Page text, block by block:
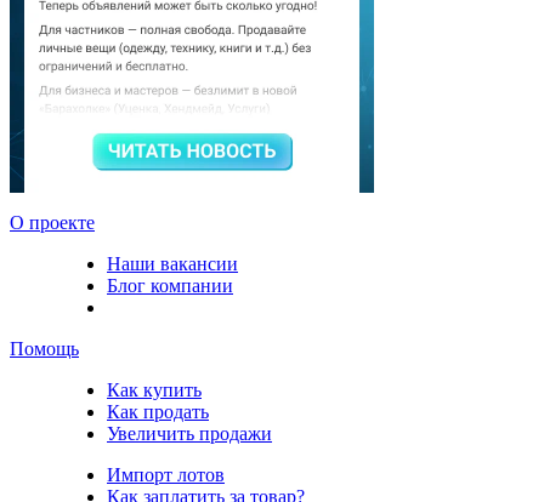
О проекте
Наши вакансии
Блог компании
Помощь
Как купить
Как продать
Увеличить продажи
Импорт лотов
Как заплатить за товар?